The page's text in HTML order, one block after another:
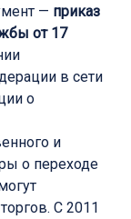
— приказ
от 17
в сети
о
и
о переходе
С 2011